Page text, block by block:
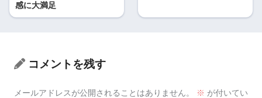
感に大満足
コメントを残す
メールアドレスが公開されることはありません。 ※ が付いてい